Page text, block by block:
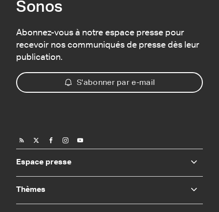
Sonos
Abonnez-vous à notre espace presse pour
recevoir nos communiqués de presse dès leur
publication.
S'abonner par e-mail
Espace presse
Thèmes